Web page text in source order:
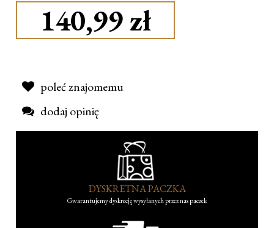
140,99 zł
poleć znajomemu
dodaj opinię
DYSKRETNA PACZKA
Gwarantujemy dyskrecję wysyłanych przez nas paczek